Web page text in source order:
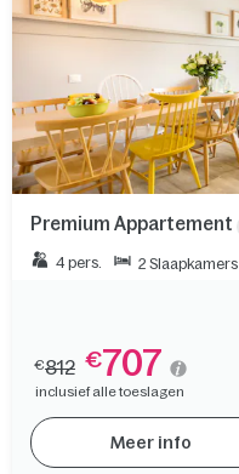
Premium Appartement
4 pers. 2 Slaapkamers
€812 €707
inclusief alle toeslagen
Meer info